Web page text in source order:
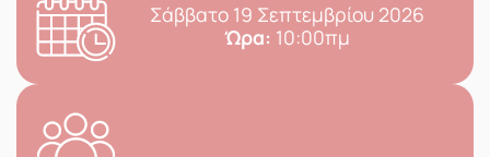
Σάββατο 19 Σεπτεμβρίου 2026
Ώρα: 10:00πμ